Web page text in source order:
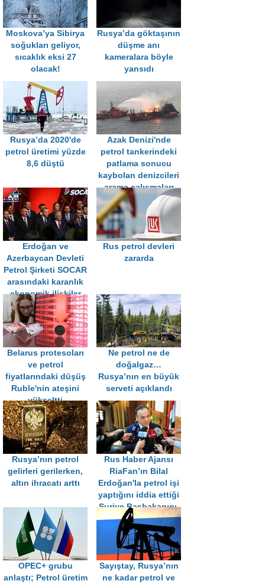
Moskova’ya Sibirya
soğukları geliyor,
sıcaklık eksi 27
olacak!
Rusya’da göktaşının
düşme anı
kameralara böyle
yansıdı
Rusya’da 2020'de
petrol üretimi yüzde
8,6 düştü
Azak Denizi'nde
petrol tankerindeki
patlama sonucu
kaybolan denizcileri
arama çalışmaları
devam ediyor
Erdoğan ve
Azerbaycan Devleti
Petrol Şirketi SOCAR
arasındaki karanlık
ekonomik ilişkiler
Rus petrol devleri
zararda
Belarus protesoları
ve petrol
fiyatlarındaki düşüş
Ruble'nin ateşini
yükseltti
Ne petrol ne de
doğalgaz…
Rusya’nın en büyük
serveti açıklandı
Rusya’nın petrol
gelirleri gerilerken,
altın ihracatı arttı
Rus Haber Ajansı
RiaFan’ın Bilal
Erdoğan'la petrol işi
yaptığını iddia ettiği
Suriye Başbakanını,
Esad görevden aldı
OPEC+ grubu
anlaştı; Petrol üretim
Sayıştay, Rusya’nın
ne kadar petrol ve